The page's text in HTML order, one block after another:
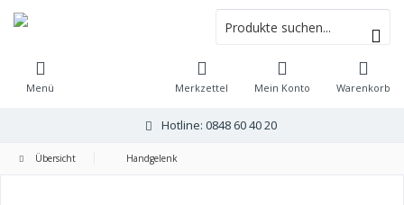
Hotline: 0848 60 40 20
Warenkorb
Merkzettel Mein Konto
Menü
Übersicht Handgelenk